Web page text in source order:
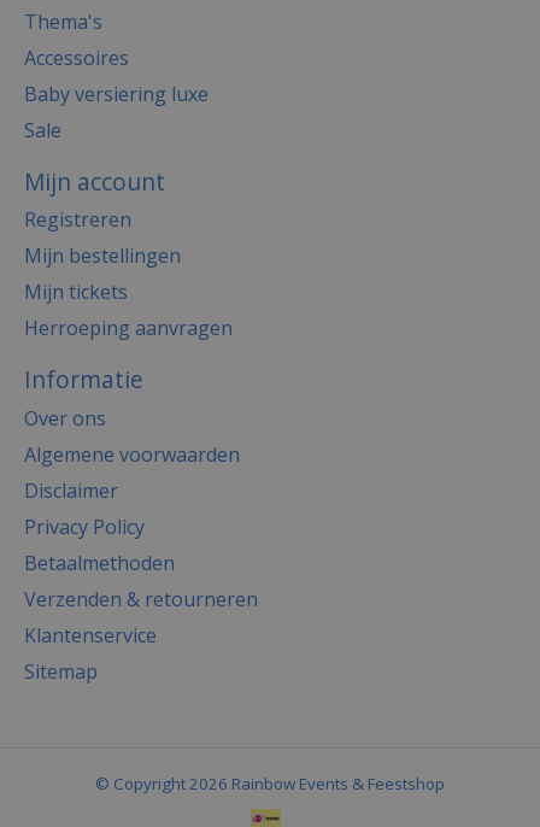
Thema's
Accessoires
Baby versiering luxe
Sale
Mijn account
Registreren
Mijn bestellingen
Mijn tickets
Herroeping aanvragen
Informatie
Over ons
Algemene voorwaarden
Disclaimer
Privacy Policy
Betaalmethoden
Verzenden & retourneren
Klantenservice
Sitemap
© Copyright 2026 Rainbow Events & Feestshop